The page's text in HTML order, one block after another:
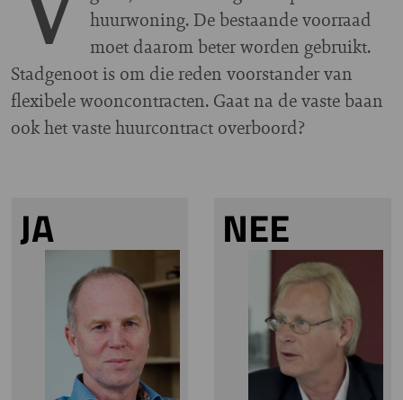
huurwoning. De bestaande voorraad
moet daarom beter worden gebruikt.
Stadgenoot is om die reden voorstander van
flexibele wooncontracten. Gaat na de vaste baan
ook het vaste huurcontract overboord?
JA NEE